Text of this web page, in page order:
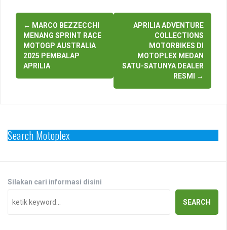
Post
navigation
← MARCO BEZZECCHI
MENANG SPRINT RACE
MOTOGP AUSTRALIA
2025 PEMBALAP
APRILIA
APRILIA ADVENTURE
COLLECTIONS
MOTORBIKES DI
MOTOPLEX MEDAN
SATU-SATUNYA DEALER
RESMI →
Search Motoplex
Silakan cari informasi disini
SEARCH